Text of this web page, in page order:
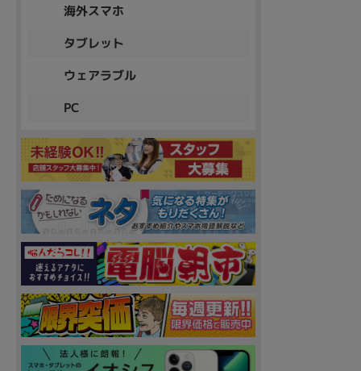
海外スマホ
タブレット
ウェアラブル
PC